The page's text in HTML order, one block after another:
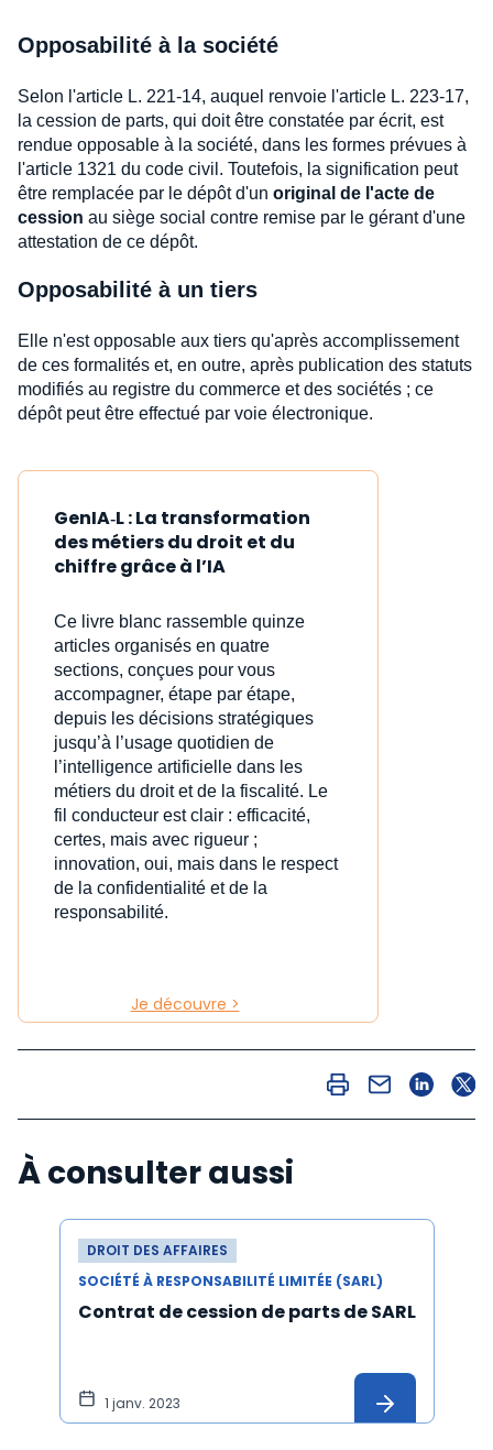
Opposabilité à la société
Selon l'article L. 221-14, auquel renvoie l'article L. 223-17,
la cession de parts, qui doit être constatée par écrit, est
rendue opposable à la société, dans les formes prévues à
l'article 1321 du code civil. Toutefois, la signification peut
être remplacée par le dépôt d'un original de l'acte de
cession au siège social contre remise par le gérant d'une
attestation de ce dépôt.
Opposabilité à un tiers
Elle n'est opposable aux tiers qu'après accomplissement
de ces formalités et, en outre, après publication des statuts
modifiés au registre du commerce et des sociétés ; ce
dépôt peut être effectué par voie électronique.
GenIA‑L : La transformation
des métiers du droit et du
chiffre grâce à l’IA
Ce livre blanc rassemble quinze
articles organisés en quatre
sections, conçues pour vous
accompagner, étape par étape,
depuis les décisions stratégiques
jusqu’à l’usage quotidien de
l’intelligence artificielle dans les
métiers du droit et de la fiscalité. Le
fil conducteur est clair : efficacité,
certes, mais avec rigueur ;
innovation, oui, mais dans le respect
de la confidentialité et de la
responsabilité.
Je découvre >
À consulter aussi
DROIT DES AFFAIRES
SOCIÉTÉ À RESPONSABILITÉ LIMITÉE (SARL)
Contrat de cession de parts de SARL
1 janv. 2023